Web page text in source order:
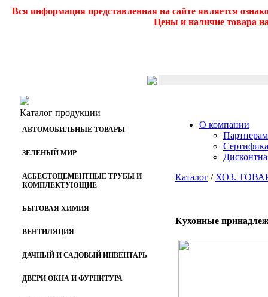
Вся информация представленная на сайте является
Цены и наличие товара
Каталог продукции
АВТОМОБИЛЬНЫЕ ТОВАРЫ
ЗЕЛЕНЫЙ МИР
АСБЕСТОЦЕМЕНТНЫЕ ТРУБЫ И
КОМПЛЕКТУЮЩИЕ
БЫТОВАЯ ХИМИЯ
ВЕНТИЛЯЦИЯ
ДАЧНЫЙ И САДОВЫЙ ИНВЕНТАРЬ
ДВЕРИ ОКНА И ФУРНИТУРА
О компании
Партнерам
Каталог / ХОЗ.
Кухонные